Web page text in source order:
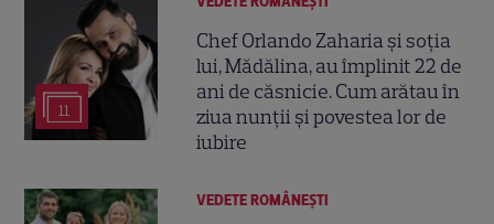
11
Chef Orlando Zaharia și soția
lui, Mădălina, au împlinit 22 de
ani de căsnicie. Cum arătau în
ziua nunții și povestea lor de
iubire
VEDETE ROMÂNEŞTI